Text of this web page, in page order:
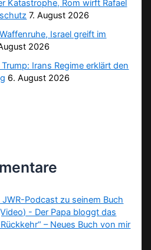
Katastrophe, Rom wirft Rafael
7. August 2026
Israel greift im
2026
Irans Regime erklärt den
6. August 2026
Podcast zu seinem Buch
- Der Papa bloggt das
– Neues Buch von mir